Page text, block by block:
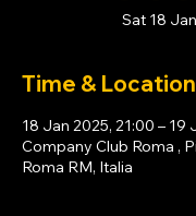
Sat 18 Jan
Time & Location
18 Jan 2025, 21:00 – 19
Company Club Roma ,
Roma RM, Italia